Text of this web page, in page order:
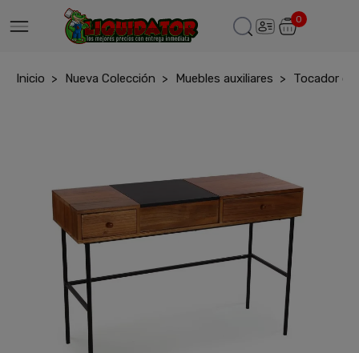
0
Inicio Nueva Colección Muebles auxiliares Tocador